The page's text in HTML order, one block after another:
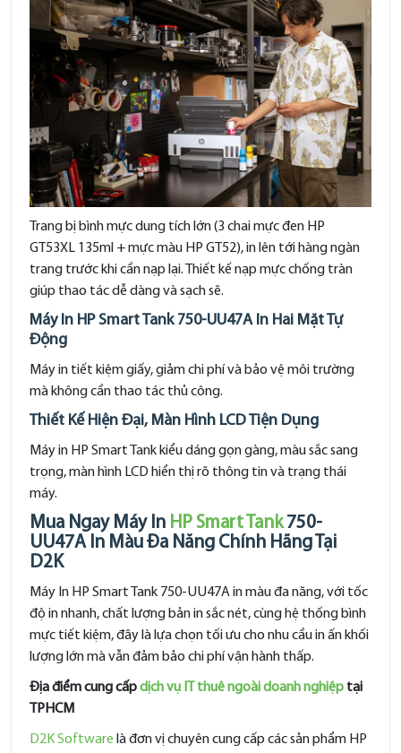
Trang bị bình mực dung tích lớn (3 chai mực đen HP
GT53XL 135ml + mực màu HP GT52), in lên tới hàng ngàn
trang trước khi cần nạp lại. Thiết kế nạp mực chống tràn
giúp thao tác dễ dàng và sạch sẽ.
Máy In HP Smart Tank 750-UU47A In Hai Mặt Tự
Động
Máy in tiết kiệm giấy, giảm chi phí và bảo vệ môi trường
mà không cần thao tác thủ công.
Thiết Kế Hiện Đại, Màn Hình LCD Tiện Dụng
Máy in HP Smart Tank kiểu dáng gọn gàng, màu sắc sang
trọng, màn hình LCD hiển thị rõ thông tin và trạng thái
máy.
Mua Ngay Máy In HP Smart Tank750-
UU47A In Màu Đa Năng Chính Hãng Tại
D2K
Máy In HP Smart Tank 750-UU47A in màu đa năng, với tốc
độ in nhanh, chất lượng bản in sắc nét, cùng hệ thống bình
mực tiết kiệm, đây là lựa chọn tối ưu cho nhu cầu in ấn khối
lượng lớn mà vẫn đảm bảo chi phí vận hành thấp.
Địa điểm cung cấpdịch vụ IT thuê ngoài doanh nghiệp tại
TPHCM
D2K Software là đơn vị chuyên cung cấp các sản phẩm HP